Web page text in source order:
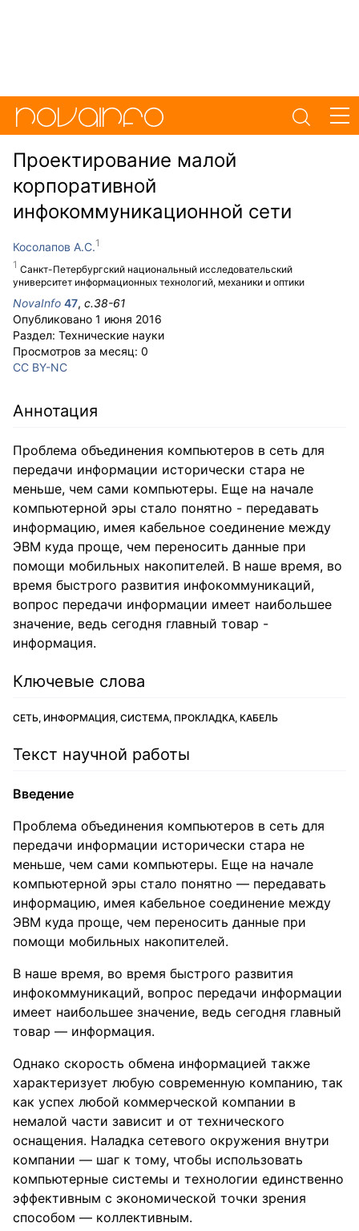
Проектирование малой
корпоративной
инфокоммуникационной сети
Косолапов А.С.
Санкт-Петербургский национальный исследовательский
университет информационных технологий, механики и оптики
NovaInfo 47, с.38-61
Опубликовано 1 июня 2016
Раздел: Технические науки
Просмотров за месяц: 0
CC BY-NC
Аннотация
Проблема объединения компьютеров в сеть для
передачи информации исторически стара не
меньше, чем сами компьютеры. Еще на начале
компьютерной эры стало понятно - передавать
информацию, имея кабельное соединение между
ЭВМ куда проще, чем переносить данные при
помощи мобильных накопителей. В наше время, во
время быстрого развития инфокоммуникаций,
вопрос передачи информации имеет наибольшее
значение, ведь сегодня главный товар -
информация.
Ключевые слова
СЕТЬ, ИНФОРМАЦИЯ, СИСТЕМА, ПРОКЛАДКА, КАБЕЛЬ
Текст научной работы
Введение
Проблема объединения компьютеров в сеть для
передачи информации исторически стара не
меньше, чем сами компьютеры. Еще на начале
компьютерной эры стало понятно — передавать
информацию, имея кабельное соединение между
ЭВМ куда проще, чем переносить данные при
помощи мобильных накопителей.
В наше время, во время быстрого развития
инфокоммуникаций, вопрос передачи информации
имеет наибольшее значение, ведь сегодня главный
товар — информация.
Однако скорость обмена информацией также
характеризует любую современную компанию, так
как успех любой коммерческой компании в
немалой части зависит и от технического
оснащения. Наладка сетевого окружения внутри
компании — шаг к тому, чтобы использовать
компьютерные системы и технологии единственно
эффективным с экономической точки зрения
способом — коллективным.